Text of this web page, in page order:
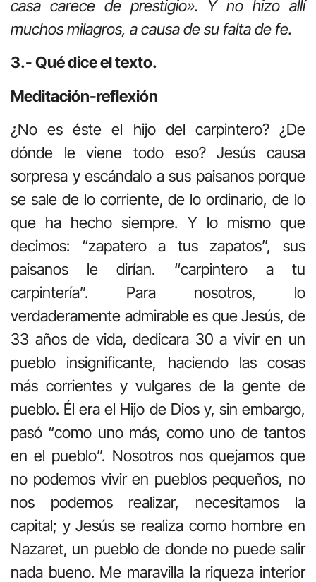
casa carece de prestigio». Y no hizo allí
muchos milagros, a causa de su falta de fe.
3.- Qué dice el texto.
Meditación-reflexión
¿No es éste el hijo del carpintero? ¿De
dónde le viene todo eso? Jesús causa
sorpresa y escándalo a sus paisanos porque
se sale de lo corriente, de lo ordinario, de lo
que ha hecho siempre. Y lo mismo que
decimos: “zapatero a tus zapatos”, sus
paisanos le dirían. “carpintero a tu
carpintería”. Para nosotros, lo
verdaderamente admirable es que Jesús, de
33 años de vida, dedicara 30 a vivir en un
pueblo insignificante, haciendo las cosas
más corrientes y vulgares de la gente de
pueblo. Él era el Hijo de Dios y, sin embargo,
pasó “como uno más, como uno de tantos
en el pueblo”. Nosotros nos quejamos que
no podemos vivir en pueblos pequeños, no
nos podemos realizar, necesitamos la
capital; y Jesús se realiza como hombre en
Nazaret, un pueblo de donde no puede salir
nada bueno. Me maravilla la riqueza interior